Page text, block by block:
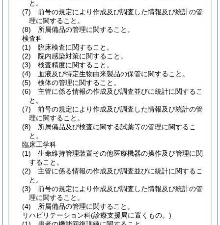
と。
(7) 前号の規定により作成及び調査した情報及び統計の管
理に関すること。
(8) 所属備品の管理に関すること。
検査科
(1) 臨床検査に関すること。
(2) 院内感染対策に関すること。
(3) 検査精度に関すること。
(4) 血液及び特定生物由来製品の保管に関すること。
(5) 検体の管理に関すること。
(6) 主管に係る情報の作成及び調査並びに統計に関するこ
と。
(7) 前号の規定により作成及び調査した情報及び統計の管
理に関すること。
(8) 所属備品及び検査に関する試薬等の管理に関するこ
と。
臨床工学科
(1) 生命維持管理装置その他医療機器の操作及び管理に関
すること。
(2) 主管に係る情報の作成及び調査並びに統計に関するこ
と。
(3) 前号の規定により作成及び調査した情報及び統計の管
理に関すること。
(4) 所属備品の管理に関すること。
リハビリテーション科(診療支援局に置くもの。)